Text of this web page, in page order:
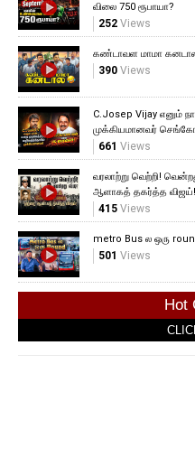
விலை 750 ரூபாயா?
252Views
கண்டாவள மாமா
390Views
C.Josep Vijay எனும்
முக்கியமானவர்
661 Views
வரலாற்று வெற்றி!
ஆளாகத் தகர்த்த விஜய்!
415Views
metro Bus ல ஒரு
501 Views
Hot